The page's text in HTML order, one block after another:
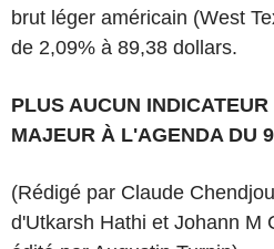
brut léger américain (West
de 2,09% à 89,38 dollars.
PLUS AUCUN
MAJEUR À L'AGENDA DU
(Rédigé par Claude
d'Utkarsh Hathi et Johann M